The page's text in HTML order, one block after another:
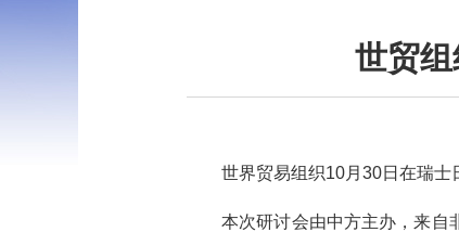
世贸
世界贸易组织10月30日在瑞士
本次研讨会由中方主办，来自